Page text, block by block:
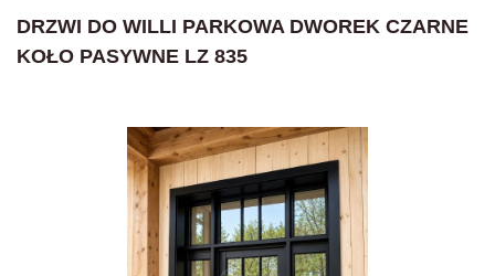
DRZWI DO WILLI PARKOWA DWOREK CZARNE
KOŁO PASYWNE LZ 835